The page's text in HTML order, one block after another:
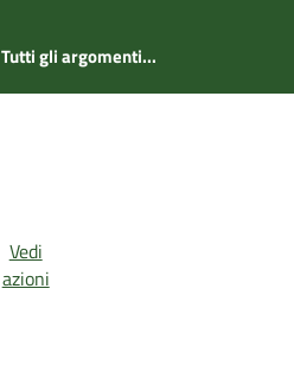
Tutti gli argomenti...
Vedi
azioni